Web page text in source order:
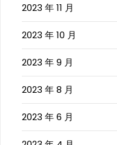
2023 年 11 月
2023 年 10 月
2023 年 9 月
2023 年 8 月
2023 年 6 月